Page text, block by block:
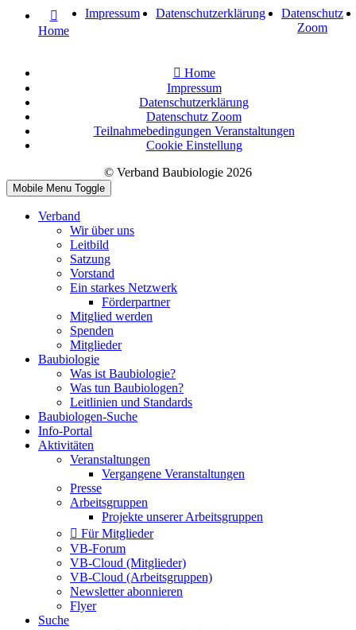
Home
Impressum Datenschutzerklärung
Datenschutz
Zoom
Home
Impressum
Datenschutzerklärung
Datenschutz Zoom
Teilnahmebedingungen Veranstaltungen
Cookie Einstellung
© Verband Baubiologie 2026
Mobile Menu Toggle
Verband
Wir über uns
Leitbild
Satzung
Vorstand
Ein starkes Netzwerk
Förderpartner
Mitglied werden
Spenden
Mitglieder
Baubiologie
Was ist Baubiologie?
Was tun Baubiologen?
Leitlinien und Standards
Baubiologen-Suche
Info-Portal
Aktivitäten
Veranstaltungen
Vergangene Veranstaltungen
Presse
Arbeitsgruppen
Projekte unserer Arbeitsgruppen
Für Mitglieder
VB-Forum
VB-Cloud (Mitglieder)
VB-Cloud (Arbeitsgruppen)
Newsletter abonnieren
Flyer
Suche